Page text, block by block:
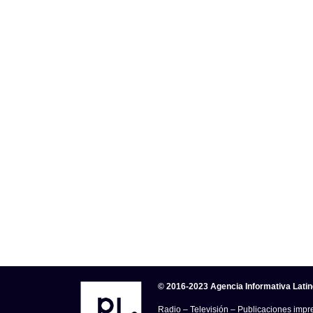
© 2016-2023 Agencia Informativa
Radio – Televisión – Publicaciones